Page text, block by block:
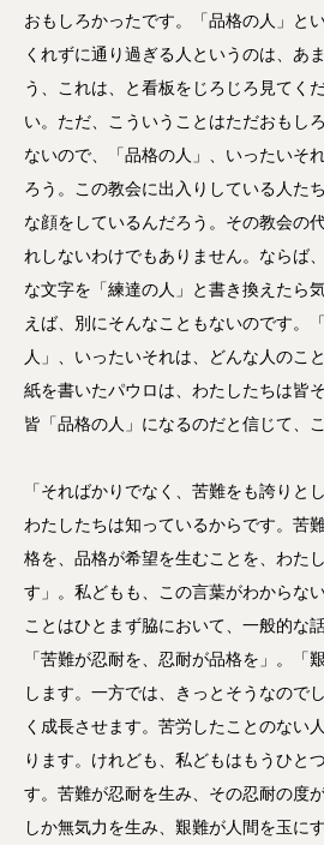
おもしろかったです。「品格の人」と
くれずに通り過ぎる人というのは、あ
う、これは、と看板をじろじろ見てく
い。ただ、こういうことはただおもし
ないので、「品格の人」、いったいそ
ろう。この教会に出入りしている人た
な顔をしているんだろう。その教会の
れしないわけでもありません。ならば
な文字を「練達の人」と書き換えたら
えば、別にそんなこともないのです。
人」、いったいそれは、どんな人のこ
紙を書いたパウロは、わたしたちは皆
皆「品格の人」になるのだと信じて、
「そればかりでなく、苦難をも誇りと
わたしたちは知っているからです。苦
格を、品格が希望を生むことを、わた
す」。私どもも、この言葉がわからな
ことはひとまず脇において、一般的な
「苦難が忍耐を、忍耐が品格を」。「
します。一方では、きっとそうなので
く成長させます。苦労したことのない
ります。けれども、私どもはもうひと
す。苦難が忍耐を生み、その忍耐の度
しか無気力を生み、艱難が人間を玉に